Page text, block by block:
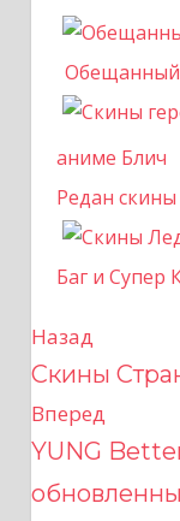
Обещанный
аниме Блич
Редан скины
Баг и Супер
Н
а
в
и
Назад
Скины
Вперед
YUNG